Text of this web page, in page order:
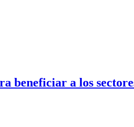
beneficiar a los